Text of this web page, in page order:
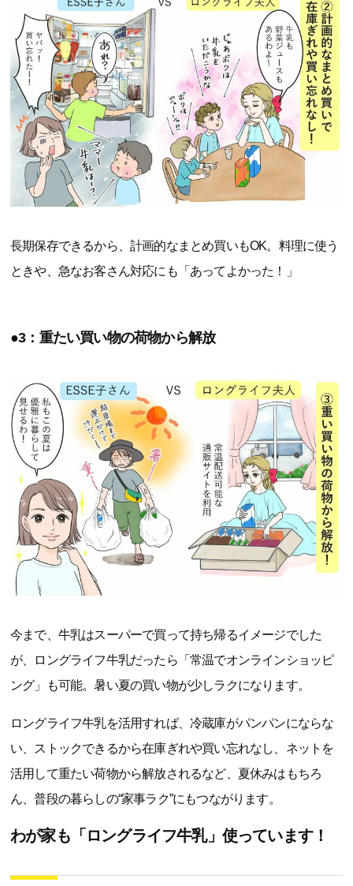
長期保存できるから、計画的なまとめ買いもOK。料理に使う
ときや、急なお客さん対応にも「あってよかった！」
●3：重たい買い物の荷物から解放
今まで、牛乳はスーパーで買って持ち帰るイメージでした
が、ロングライフ牛乳だったら「常温でオンラインショッピ
ング」も可能。暑い夏の買い物が少しラクになります。
ロングライフ牛乳を活用すれば、冷蔵庫がパンパンにならな
い、ストックできるから在庫ぎれや買い忘れなし、ネットを
活用して重たい荷物から解放されるなど、夏休みはもちろ
ん、普段の暮らしの“家事ラク”にもつながります。
わが家も「ロングライフ牛乳」使っています！